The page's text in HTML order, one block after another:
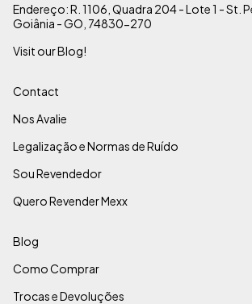
Endereço: R. 1106, Quadra 204 - Lote 1 - St.
Goiânia - GO, 74830-270
Visit our Blog!
Contact
Nos Avalie
Legalização e Normas de Ruído
Sou Revendedor
Quero Revender Mexx
Blog
Como Comprar
Trocas e Devoluções